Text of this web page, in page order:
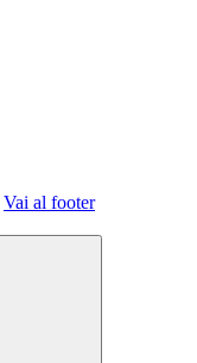
Vai al footer